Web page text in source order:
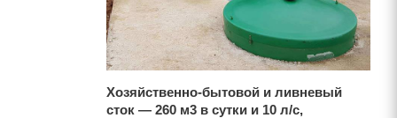
Хозяйственно-бытовой и ливневый
сток — 260 м3 в сутки и 10 л/с,